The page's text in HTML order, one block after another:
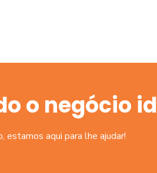
o negócio
estamos aqui para lhe ajudar!